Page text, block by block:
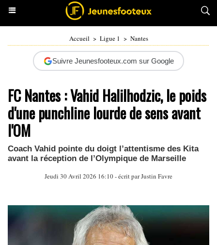
Accueil > Ligue 1 > Nantes
Suivre Jeunesfooteux.com sur Google
FC Nantes : Vahid Halilhodzic, le poids
d'une punchline lourde de sens avant
l'OM
Coach Vahid pointe du doigt l’attentisme des Kita
avant la réception de l’Olympique de Marseille
Jeudi 30 Avril 2026 16:10 - écrit parJustin Favre